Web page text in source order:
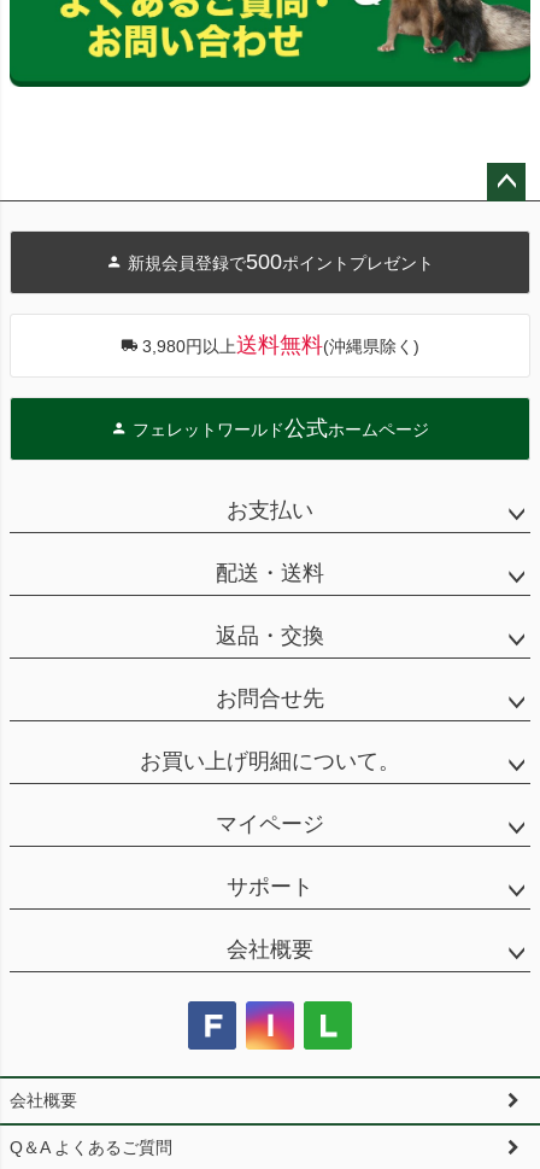
へ
新規会員登録で500ポイントプレゼント
3,980円以上送料無料(沖縄県除く)
フェレットワールド公式ホームページ
お支払い
配送・送料
返品・交換
お問合せ先
お買い上げ明細について。
マイページ
サポート
会社概要
会社概要
Q＆A よくあるご質問